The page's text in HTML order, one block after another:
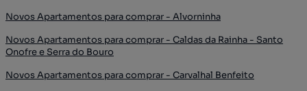
Novos Apartamentos para comprar - Alvorninha
Novos Apartamentos para comprar - Caldas da Rainha - Santo
Onofre e Serra do Bouro
Novos Apartamentos para comprar - Carvalhal Benfeito